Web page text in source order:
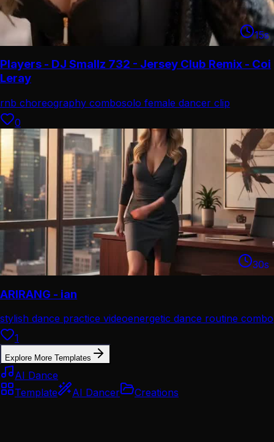
15s
Players - DJ Smallz 732 - Jersey Club Remix - Coi
Leray
rnb choreography combosolo female dancer clip
0
30s
ARIRANG - ian
stylish dance practice videoenergetic dance routine combo
1
Explore More Templates
AI Dance
Template
AI Dancer Creations